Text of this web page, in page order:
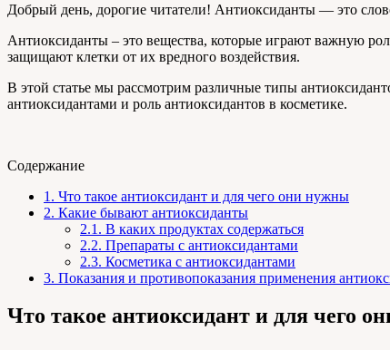
Добрый день, дорогие читатели! Антиоксиданты — это
Антиоксиданты – это вещества, которые играют важную
защищают клетки от их вредного воздействия.
В этой статье мы рассмотрим различные типы
антиоксидантами и роль антиоксидантов в косметике.
Содержание
1. Что такое антиоксидант и для чего они нужны
2. Какие бывают антиоксиданты
2.1. В каких продуктах содержаться
2.2. Препараты с антиоксидантами
2.3. Косметика с антиоксидантами
3. Показания и противопоказания применения
Что такое антиоксидант и для чего